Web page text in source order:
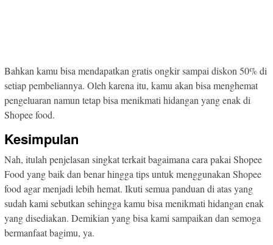
Bahkan kamu bisa mendapatkan gratis ongkir sampai diskon 50% di
setiap pembeliannya. Oleh karena itu, kamu akan bisa menghemat
pengeluaran namun tetap bisa menikmati hidangan yang enak di
Shopee food.
Kesimpulan
Nah, itulah penjelasan singkat terkait bagaimana cara pakai Shopee
Food yang baik dan benar hingga tips untuk menggunakan Shopee
food agar menjadi lebih hemat. Ikuti semua panduan di atas yang
sudah kami sebutkan sehingga kamu bisa menikmati hidangan enak
yang disediakan. Demikian yang bisa kami sampaikan dan semoga
bermanfaat bagimu, ya.